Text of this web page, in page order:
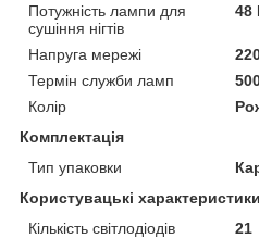
Потужність лампи для
сушіння нігтів
48
Напруга мережі
Термін служби ламп
Колір
Комплектація
Тип упаковки
Користувацькі характеристики
Кількість світлодіодів
21